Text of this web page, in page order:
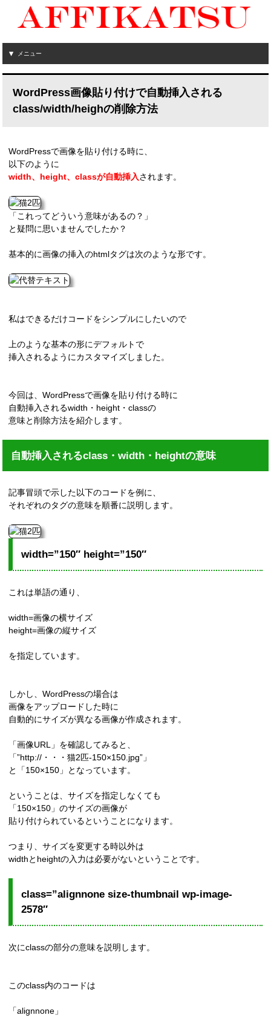
メニュー
WordPress画像貼り付けで自動挿入される
class/width/heighの削除方法
WordPressで画像を貼り付ける時に、
以下のように
width、height、classが自動挿入されます。
「これってどういう意味があるの？」
と疑問に思いませんでしたか？
基本的に画像の挿入のhtmlタグは次のような形です。
私はできるだけコードをシンプルにしたいので
上のような基本の形にデフォルトで
挿入されるようにカスタマイズしました。
今回は、WordPressで画像を貼り付ける時に
自動挿入されるwidth・height・classの
意味と削除方法を紹介します。
自動挿入されるclass・width・heightの意味
記事冒頭で示した以下のコードを例に、
それぞれのタグの意味を順番に説明します。
width=”150″ height=”150″
これは単語の通り、
width=画像の横サイズ
height=画像の縦サイズ
を指定しています。
しかし、WordPressの場合は
画像をアップロードした時に
自動的にサイズが異なる画像が作成されます。
「画像URL」を確認してみると、
「”http://・・・猫2匹-150×150.jpg”」
と「150×150」となっています。
ということは、サイズを指定しなくても
「150×150」のサイズの画像が
貼り付けられているということになります。
つまり、サイズを変更する時以外は
widthとheightの入力は必要がないということです。
class=”alignnone size-thumbnail wp-image-
2578″
次にclassの部分の意味を説明します。
このclass内のコードは
「alignnone」